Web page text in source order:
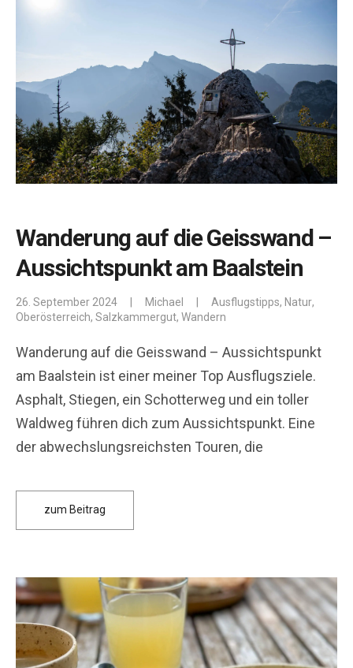
Wanderung auf die Geisswand –
Aussichtspunkt am Baalstein
26. September 2024 Michael Ausflugstipps, Natur,
Oberösterreich, Salzkammergut, Wandern
Wanderung auf die Geisswand – Aussichtspunkt
am Baalstein ist einer meiner Top Ausflugsziele.
Asphalt, Stiegen, ein Schotterweg und ein toller
Waldweg führen dich zum Aussichtspunkt. Eine
der abwechslungsreichsten Touren, die
zum Beitrag